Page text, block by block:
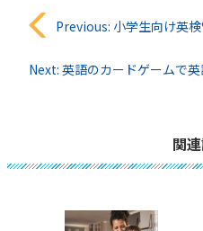
投
稿
Previous: 小学生向け英検
Next: 英語のカードゲームで英語を学ぶ4
関